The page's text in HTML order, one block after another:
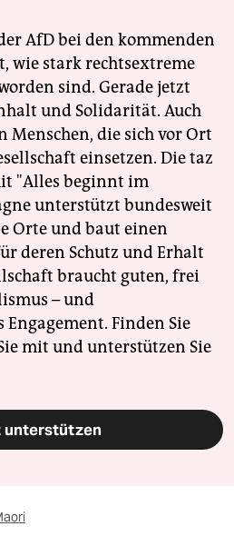
AfD bei den kommenden
wie stark rechtsextreme
sind. Gerade jetzt
und Solidarität. Auch
Menschen, die sich vor Ort
einsetzen. Die taz
"Alles beginnt im
unterstützt bundesweit
Orte und baut einen
deren Schutz und Erhalt
braucht guten, frei
– und
Finden Sie
mit und unterstützen Sie